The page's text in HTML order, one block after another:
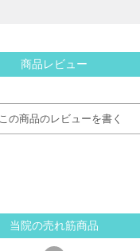
商品レビュー
この商品のレビューを書く
当院の売れ筋商品